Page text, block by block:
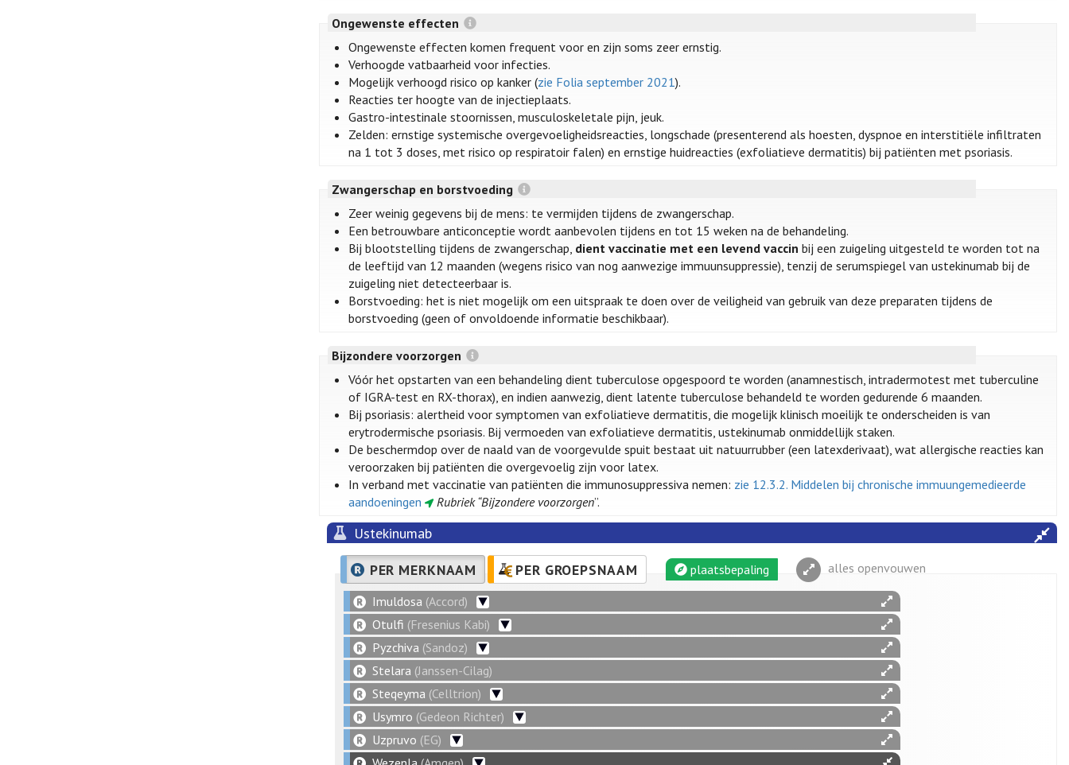
Ongewenste effecten
Ongewenste effecten komen frequent voor en zijn soms zeer ernstig.
Verhoogde vatbaarheid voor infecties.
Mogelijk verhoogd risico op kanker (zie Folia september 2021).
Reacties ter hoogte van de injectieplaats.
Gastro-intestinale stoornissen, musculoskeletale pijn, jeuk.
Zelden: ernstige systemische overgevoeligheidsreacties, longschade (presenterend als hoesten, dyspnoe en interstitiële infiltraten
na 1 tot 3 doses, met risico op respiratoir falen) en ernstige huidreacties (exfoliatieve dermatitis) bij patiënten met psoriasis.
Zwangerschap en borstvoeding
Zeer weinig gegevens bij de mens: te vermijden tijdens de zwangerschap.
Een betrouwbare anticonceptie wordt aanbevolen tijdens en tot 15 weken na de behandeling.
Bij blootstelling tijdens de zwangerschap, dient vaccinatie met een levend vaccin bij een zuigeling uitgesteld te worden tot na
de leeftijd van 12 maanden (wegens risico van nog aanwezige immuunsuppressie), tenzij de serumspiegel van ustekinumab bij de
zuigeling niet detecteerbaar is.
Borstvoeding: het is niet mogelijk om een uitspraak te doen over de veiligheid van gebruik van deze preparaten tijdens de
borstvoeding (geen of onvoldoende informatie beschikbaar).
Bijzondere voorzorgen
Vóór het opstarten van een behandeling dient tuberculose opgespoord te worden (anamnestisch, intradermotest met tuberculine
of IGRA-test en RX-thorax), en indien aanwezig, dient latente tuberculose behandeld te worden gedurende 6 maanden.
Bij psoriasis: alertheid voor symptomen van exfoliatieve dermatitis, die mogelijk klinisch moeilijk te onderscheiden is van
erytrodermische psoriasis. Bij vermoeden van exfoliatieve dermatitis, ustekinumab onmiddellijk staken.
De beschermdop over de naald van de voorgevulde spuit bestaat uit natuurrubber (een latexderivaat), wat allergische reacties kan
veroorzaken bij patiënten die overgevoelig zijn voor latex.
In verband met vaccinatie van patiënten die immunosuppressiva nemen: zie 12.3.2. Middelen bij chronische immuungemedieerde
aandoeningen
Rubriek “Bijzondere voorzorgen”.
Ustekinumab
PER MERKNAAM
PER GROEPSNAAM plaatsbepaling alles openvouwen
Imuldosa (Accord)
Otulfi (Fresenius Kabi)
Pyzchiva (Sandoz)
Stelara (Janssen-Cilag)
Steqeyma (Celltrion)
Usymro (Gedeon Richter)
Uzpruvo (EG)